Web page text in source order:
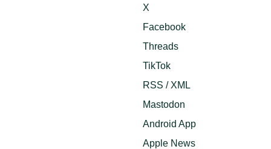
X
Facebook
Threads
TikTok
RSS / XML
Mastodon
Android App
Apple News